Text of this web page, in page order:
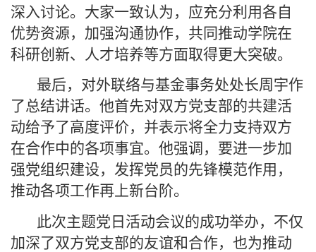
深入讨论。大家一致认为，应充分利用各自
优势资源，加强沟通协作，共同推动学院在
科研创新、人才培养等方面取得更大突破。
最后，对外联络与基金事务处处长周宇作
了总结讲话。他首先对双方党支部的共建活
动给予了高度评价，并表示将全力支持双方
在合作中的各项事宜。他强调，要进一步加
强党组织建设，发挥党员的先锋模范作用，
推动各项工作再上新台阶。
此次主题党日活动会议的成功举办，不仅
加深了双方党支部的友谊和合作，也为推动